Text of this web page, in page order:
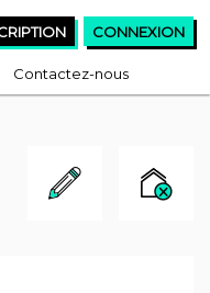
CONNEXION
Contactez-nous